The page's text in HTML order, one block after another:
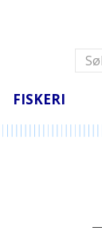
FISKERI
Tang og tare
Andre fiskeslag
Alle meldinger